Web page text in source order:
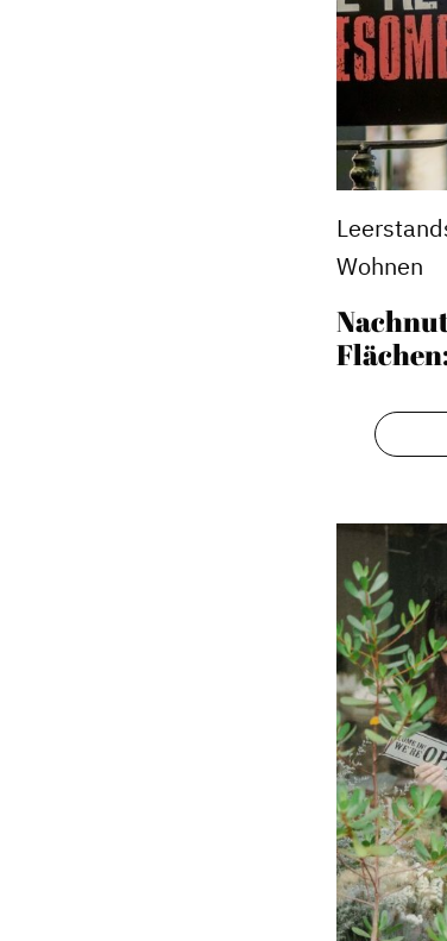
Dachverband
Geschichte des
Vorteile für Mitglieder
Veranstaltungen
Wohnen